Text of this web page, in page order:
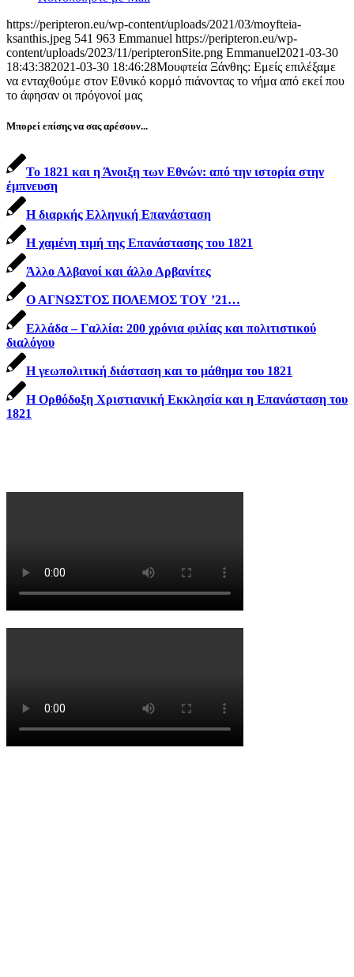
https://peripteron.eu/wp-content/uploads/2021/03/moyfteia-
ksanthis.jpeg 541 963 Emmanuel https://peripteron.eu/wp-
content/uploads/2023/11/peripteronSite.png Emmanuel2021-03-30
18:43:382021-03-30 18:46:28Μουφτεία Ξάνθης: Εμείς επιλέξαμε
να ενταχθούμε στον Εθνικό κορμό πιάνοντας το νήμα από εκεί που
το άφησαν οι πρόγονοί μας
Μπορεί επίσης να σας αρέσουν...
Το 1821 και η Άνοιξη των Εθνών: από την ιστορία στην
έμπνευση
Η διαρκής Ελληνική Επανάσταση
Η χαμένη τιμή της Επανάστασης του 1821
Άλλο Αλβανοί και άλλο Αρβανίτες
Ο ΑΓΝΩΣΤΟΣ ΠΟΛΕΜΟΣ ΤΟΥ ’21…
Ελλάδα – Γαλλία: 200 χρόνια φιλίας και πολιτιστικού
διαλόγου
Η γεωπολιτική διάσταση και το μάθημα του 1821
Η Ορθόδοξη Χριστιανική Εκκλησία και η Επανάσταση του
1821